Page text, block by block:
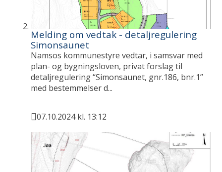
Melding om vedtak - detaljregulering
Simonsaunet
Namsos kommunestyre vedtar, i samsvar med
plan- og bygningsloven, privat forslag til
detaljregulering “Simonsaunet, gnr.186, bnr.1”
med bestemmelser d...
Publisert
07.10.2024 kl. 13:12